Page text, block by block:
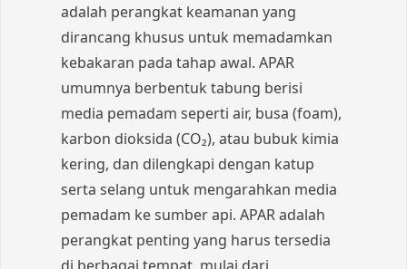
adalah perangkat keamanan yang
dirancang khusus untuk memadamkan
kebakaran pada tahap awal. APAR
umumnya berbentuk tabung berisi
media pemadam seperti air, busa (foam),
karbon dioksida (CO₂), atau bubuk kimia
kering, dan dilengkapi dengan katup
serta selang untuk mengarahkan media
pemadam ke sumber api. APAR adalah
perangkat penting yang harus tersedia